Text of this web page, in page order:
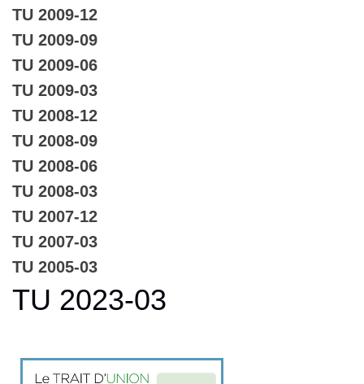
TU 2009-12
TU 2009-09
TU 2009-06
TU 2009-03
TU 2008-12
TU 2008-09
TU 2008-06
TU 2008-03
TU 2007-12
TU 2007-03
TU 2005-03
TU 2023-03